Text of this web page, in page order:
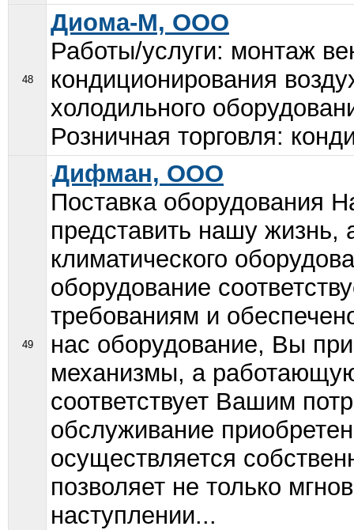
48
Диома-М, ООО
Работы/услуги: монтаж
кондиционирования
холодильного
Розничная торговля:
49
Дифман, ООО
Поставка оборудования
представить нашу жизнь,
климатического
оборудование
требованиям и
нас оборудование, Вы
механизмы, а
соответствует Вашим
обслуживание
осуществляется
позволяет не только
наступлении...